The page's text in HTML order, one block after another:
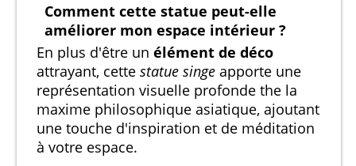
Comment cette statue peut-elle
améliorer mon espace intérieur ?
En plus d'être un élément de déco
attrayant, cette statue singe apporte une
représentation visuelle profonde the la
maxime philosophique asiatique, ajoutant
une touche d'inspiration et de méditation
à votre espace.